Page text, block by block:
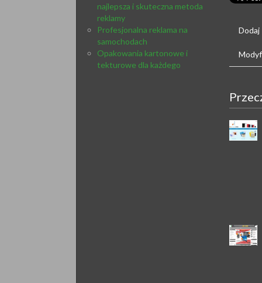
najlepsza i skuteczna metoda
reklamy
Profesjonalna reklama na
samochodach
Opakowania kartonowe i
tekturowe dla każdego
Dodaj